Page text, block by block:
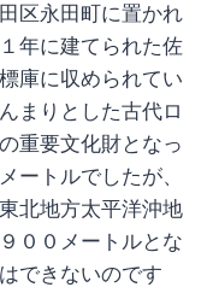
区永田町に置かれ
年に建てられた佐
庫に収められてい
まりとした古代ロ
重要文化財となっ
ートルでしたが、
北地方太平洋沖地
００メートルとな
できないのです